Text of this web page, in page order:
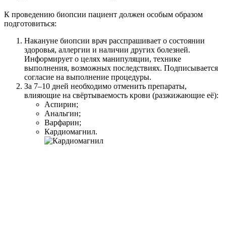
К проведению биопсии пациент должен особым образом
подготовиться:
Накануне биопсии врач расспрашивает о состоянии
здоровья, аллергии и наличии других болезней.
Информирует о целях манипуляции, технике
выполнения, возможных последствиях. Подписывается
согласие на выполнение процедуры.
За 7–10 дней необходимо отменить препараты,
влияющие на свёртываемость крови (разжижающие её):
Аспирин;
Анальгин;
Варфарин;
Кардиомагнил.